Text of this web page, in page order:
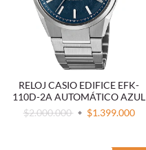
RELOJ CASIO EDIFICE EFK-
110D-2A AUTOMÁTICO AZUL
$2.000.000
$1.399.000